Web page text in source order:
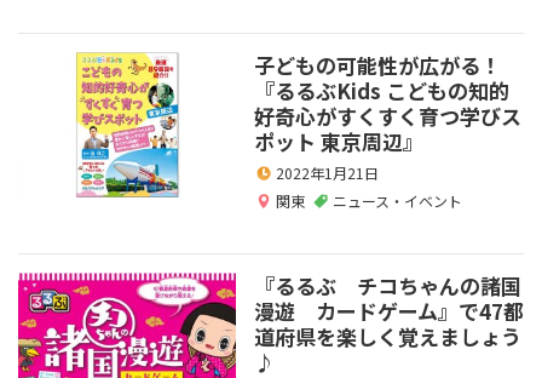
子どもの可能性が広がる！
『るるぶKids こどもの知的
好奇心がすくすく育つ学びス
ポット 東京周辺』
2022年1月21日
関東
ニュース・イベント
『るるぶ チコちゃんの諸国
漫遊 カードゲーム』で47都
道府県を楽しく覚えましょう
♪